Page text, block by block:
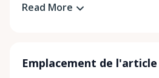
Read More
Emplacement de l'article